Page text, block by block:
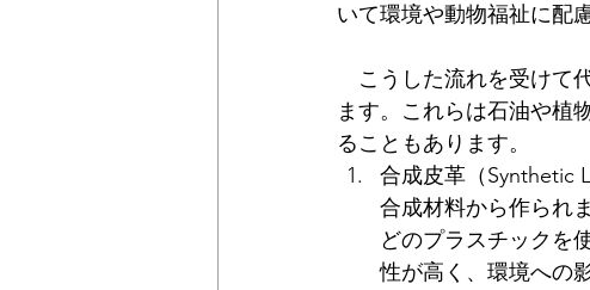
いて環境や動物福祉に配
こうした流れを受けて
ます。これらは石油や植
ることもあります。
合成皮革（Synthetic
合成材料から作られ
どのプラスチックを
性が高く、環境への